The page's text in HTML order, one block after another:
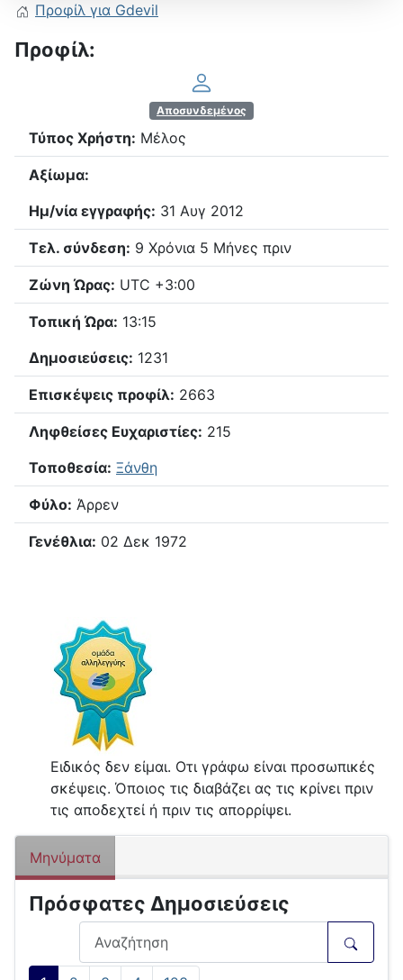
Προφίλ για Gdevil
Προφίλ:
Αποσυνδεμένος
Τύπος Χρήστη: Μέλος
Αξίωμα:
Ημ/νία εγγραφής: 31 Αυγ 2012
Τελ. σύνδεση: 9 Χρόνια 5 Μήνες πριν
Ζώνη Ώρας: UTC +3:00
Τοπική Ώρα: 13:15
Δημοσιεύσεις: 1231
Επισκέψεις προφίλ: 2663
Ληφθείσες Ευχαριστίες: 215
Τοποθεσία: Ξάνθη
Φύλο: Άρρεν
Γενέθλια: 02 Δεκ 1972
Ειδικός δεν είμαι. Οτι γράφω είναι προσωπικές
σκέψεις. Όποιος τις διαβάζει ας τις κρίνει πριν
τις αποδεχτεί ή πριν τις απορρίψει.
Μηνύματα
Πρόσφατες Δημοσιεύσεις